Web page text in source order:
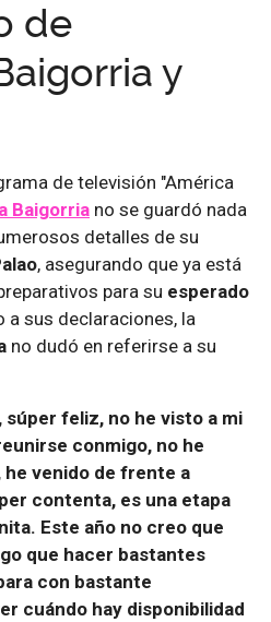
de
y
de televisión "América
Baigorria no se guardó nada
detalles de su
, asegurando que ya está
para su esperado
a sus declaraciones, la
no dudó en referirse a su
feliz, no he visto a mi
conmigo, no he
venido de frente a
contenta, es una etapa
Este año no creo que
que hacer bastantes
con bastante
cuándo hay disponibilidad